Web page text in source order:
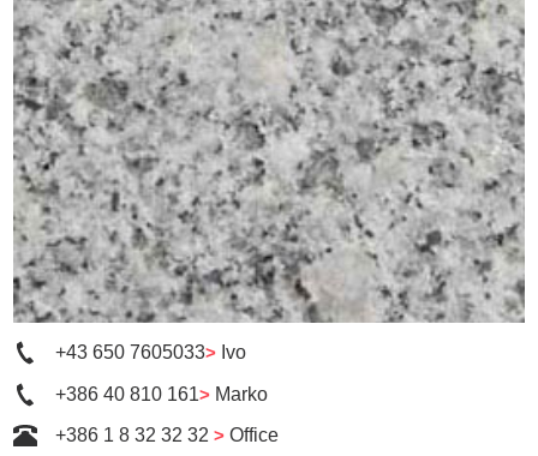
+43 650 7605033> Ivo
+386 40 810 161> Marko
+386 1 8 32 32 32> Office